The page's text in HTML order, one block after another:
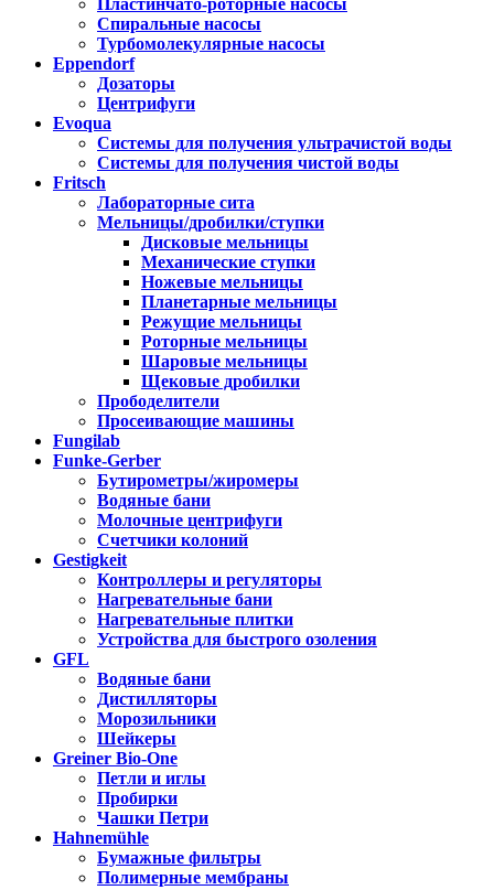
Пластинчато-роторные насосы
Спиральные насосы
Турбомолекулярные насосы
Eppendorf
Дозаторы
Центрифуги
Evoqua
Системы для получения ультрачистой воды
Системы для получения чистой воды
Fritsch
Лабораторные сита
Мельницы/дробилки/ступки
Дисковые мельницы
Механические ступки
Ножевые мельницы
Планетарные мельницы
Режущие мельницы
Роторные мельницы
Шаровые мельницы
Щековые дробилки
Прободелители
Просеивающие машины
Fungilab
Funke-Gerber
Бутирометры/жиромеры
Водяные бани
Молочные центрифуги
Счетчики колоний
Gestigkeit
Контроллеры и регуляторы
Нагревательные бани
Нагревательные плитки
Устройства для быстрого озоления
GFL
Водяные бани
Дистилляторы
Морозильники
Шейкеры
Greiner Bio-One
Петли и иглы
Пробирки
Чашки Петри
Hahnemühle
Бумажные фильтры
Полимерные мембраны